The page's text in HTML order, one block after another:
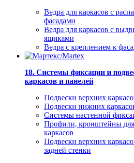
Ведра для каркасов с
фасадами
Ведра для каркасов с
ящиками
Ведра с креплением к
18. Системы фиксации и
каркасов и панелей
Подвески верхних
Подвески нижних
Системы настенной
Профили, кронштейны для
каркасов
Подвески верхних
задней стенки